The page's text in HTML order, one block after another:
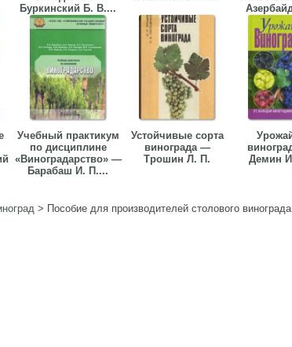
Буркинский Б. В....
Учебный практикум
по дисциплине
«Виноградарство» —
Барабаш И. П....
Устойчивые сорта
винограда —
Трошин Л. П.
Демин
> Пособие для производителей столового